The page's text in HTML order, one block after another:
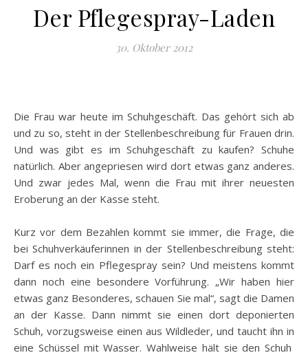
Der Pflegespray-Laden
30. Oktober 2012
Die Frau war heute im Schuhgeschäft. Das gehört sich ab
und zu so, steht in der Stellenbeschreibung für Frauen drin.
Und was gibt es im Schuhgeschäft zu kaufen? Schuhe
natürlich. Aber angepriesen wird dort etwas ganz anderes.
Und zwar jedes Mal, wenn die Frau mit ihrer neuesten
Eroberung an der Kasse steht.
Kurz vor dem Bezahlen kommt sie immer, die Frage, die
bei Schuhverkäuferinnen in der Stellenbeschreibung steht:
Darf es noch ein Pflegespray sein? Und meistens kommt
dann noch eine besondere Vorführung. „Wir haben hier
etwas ganz Besonderes, schauen Sie mal“, sagt die Damen
an der Kasse. Dann nimmt sie einen dort deponierten
Schuh, vorzugsweise einen aus Wildleder, und taucht ihn in
eine Schüssel mit Wasser. Wahlweise hält sie den Schuh